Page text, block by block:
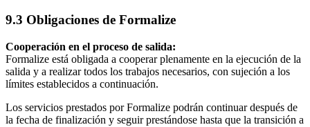
9.3 Obligaciones de Formalize
Cooperación en el proceso de salida:
Formalize está obligada a cooperar plenamente en la ejecución de la
salida y a realizar todos los trabajos necesarios, con sujeción a los
límites establecidos a continuación.
Los servicios prestados por Formalize podrán continuar después de
la fecha de finalización y seguir prestándose hasta que la transición a